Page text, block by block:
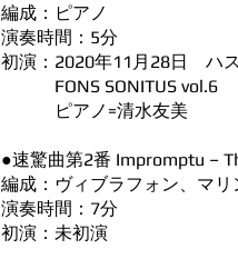
編成：ピアノ
演奏時間：5分
初演：2020年11月28日 ハ
FONS SONITUS vol.6
ピアノ=清水友美
●速驚曲第2番 Impromptu –
編成：ヴィブラフォン、マ
演奏時間：7分
初演：未初演